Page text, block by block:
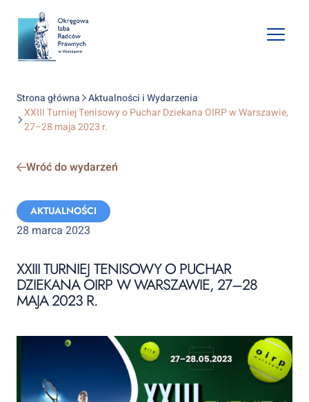
Open
Strona główna
Aktualności i Wydarzenia
XXIII Turniej Tenisowy o Puchar Dziekana OIRP w Warszawie,
27–28 maja 2023 r.
Wróć do wydarzeń
Categories:
AKTUALNOŚCI
28 marca 2023
XXIII TURNIEJ TENISOWY O PUCHAR
DZIEKANA OIRP W WARSZAWIE, 27–28
MAJA 2023 R.